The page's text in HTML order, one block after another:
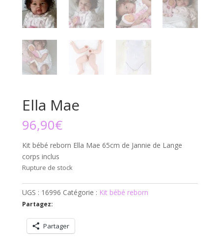
Ella Mae
96,90€
Kit bébé reborn Ella Mae 65cm de Jannie de Lange
corps inclus
Rupture de stock
UGS : 16996 Catégorie : Kit bébé reborn
Partagez:
Partager